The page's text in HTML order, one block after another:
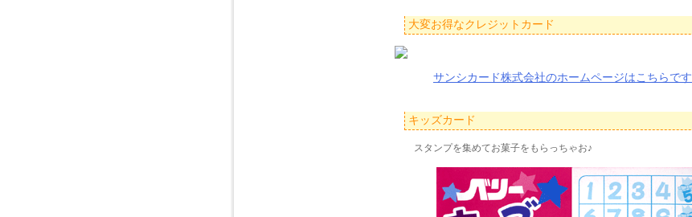
大変お得なクレジットカード
サンシカード株式会社のホームページはこちらです
キッズカード
スタンプを集めてお菓子をもらっちゃお♪